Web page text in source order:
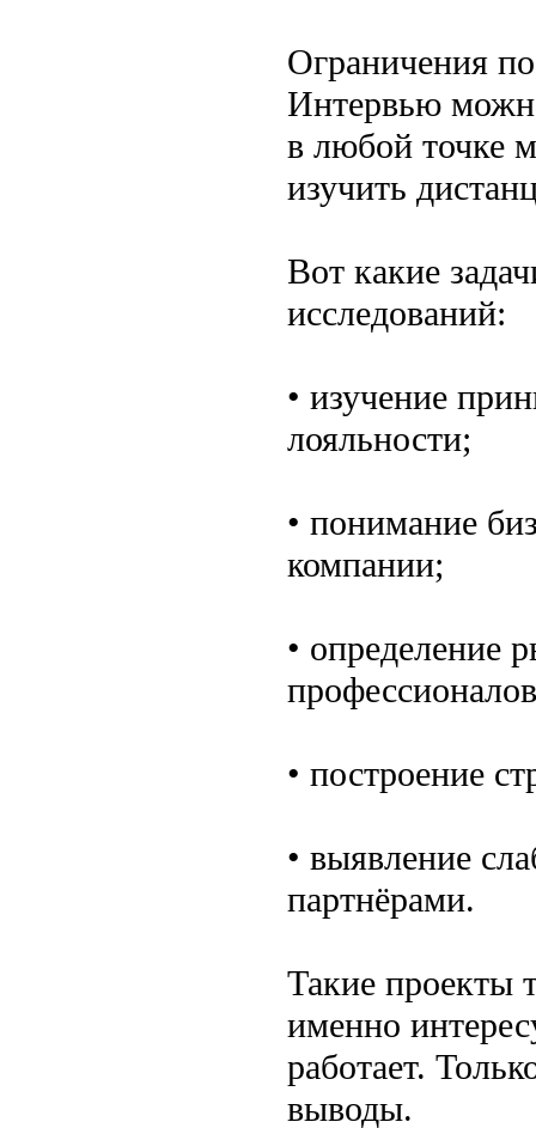
Ограничения
Интервью
в любой точке
изучить
Вот какие
исследований:
• изучение
лояльности;
• понимание
компании;
• определение
• построение
• выявление
партнёрами.
Такие проекты
именно
работает.
выводы.